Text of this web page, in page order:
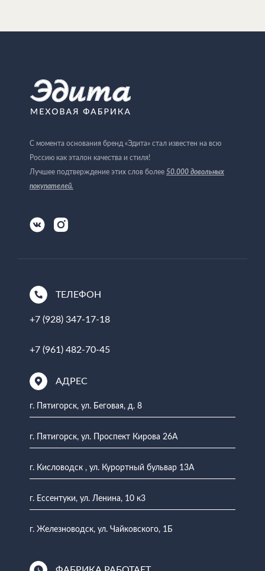
С момента основания бренд «Эдита» стал известен на всю
Россию как эталон качества и стиля!
Лучшее подтверждение этих слов более 50.000 довольных
покупателей.
ТЕЛЕФОН
+7 (928) 347-17-18
+7 (961) 482-70-45
АДРЕС
г. Пятигорск, ул. Беговая, д. 8
г. Пятигорск, ул. Проспект Кирова 26А
г. Кисловодск , ул. Курортный бульвар 13А
г. Ессентуки, ул. Ленина, 10 к3
г. Железноводск, ул. Чайковского, 1Б